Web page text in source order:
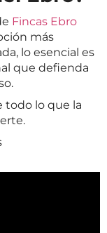
Fincas Ebro
más
lo esencial es
que defienda
todo lo que la